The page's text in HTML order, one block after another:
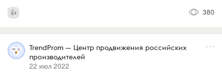
380
TrendProm — Центр продвижения российских
производителей
22 июл 2022